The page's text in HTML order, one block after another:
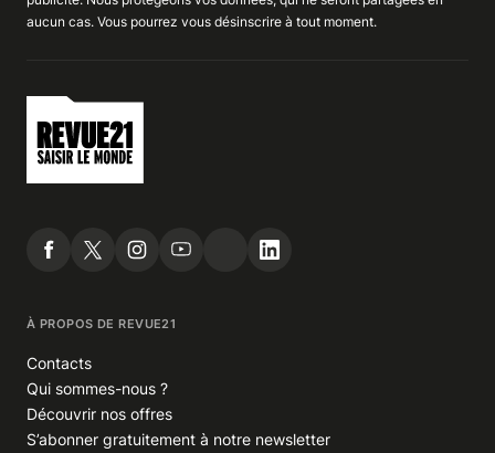
aucun cas. Vous pourrez vous désinscrire à tout moment.
À PROPOS DE REVUE21
Contacts
Qui sommes-nous ?
Découvrir nos offres
S’abonner gratuitement à notre newsletter